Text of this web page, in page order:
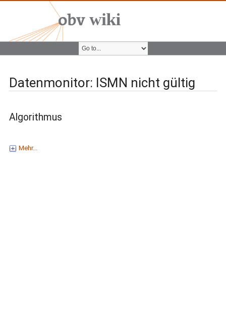
Datenmonitor: ISMN nicht gültig
Algorithmus
Mehr...